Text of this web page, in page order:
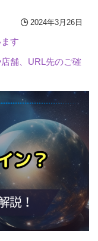
2024年3月26日
す
舗、URL先のご確